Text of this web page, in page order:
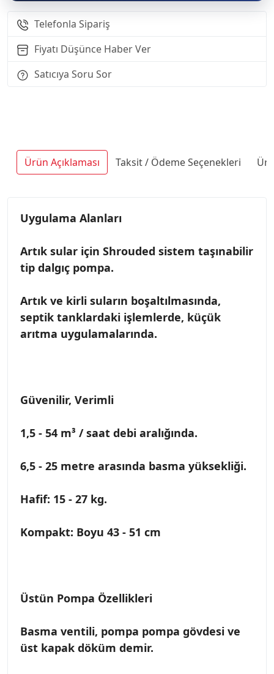
Telefonla Sipariş
Fiyatı Düşünce Haber Ver
Satıcıya Soru Sor
Ürün Açıklaması Taksit / Ödeme Seçenekleri
Uygulama Alanları
Artık sular için Shrouded sistem taşınabilir
tip dalgıç pompa.
Artık ve kirli suların boşaltılmasında,
septik tanklardaki işlemlerde, küçük
arıtma uygulamalarında.
Güvenilir, Verimli
1,5 - 54 m³ / saat debi aralığında.
6,5 - 25 metre arasında basma yüksekliği.
Hafif: 15 - 27 kg.
Kompakt: Boyu 43 - 51 cm
Üstün Pompa Özellikleri
Basma ventili, pompa pompa gövdesi ve
üst kapak döküm demir.